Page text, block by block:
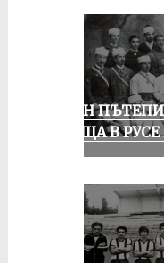
ЕДИН
СРЕЩА В РУСЕ